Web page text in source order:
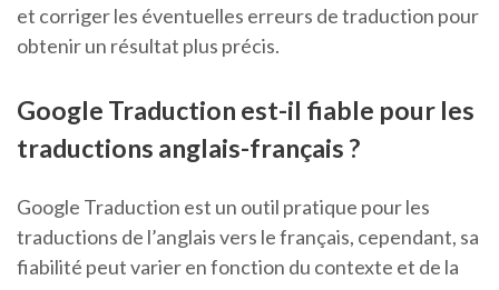
et corriger les éventuelles erreurs de traduction pour
obtenir un résultat plus précis.
Google Traduction est-il fiable pour les
traductions anglais-français ?
Google Traduction est un outil pratique pour les
traductions de l’anglais vers le français, cependant, sa
fiabilité peut varier en fonction du contexte et de la